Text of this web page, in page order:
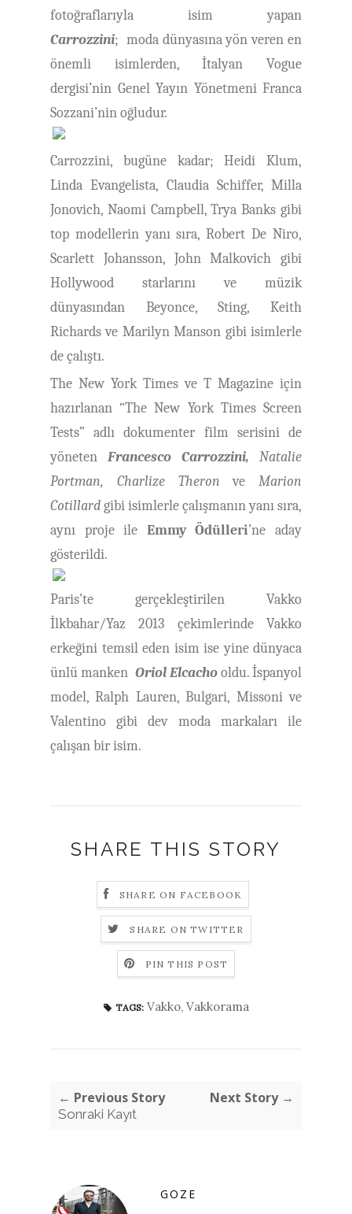
fotoğraflarıyla isim yapan
Carrozzini; moda dünyasına yön veren en
önemli isimlerden, İtalyan Vogue
dergisi’nin Genel Yayın Yönetmeni Franca
Sozzani’nin oğludur.
Carrozzini, bugüne kadar; Heidi Klum,
Linda Evangelista, Claudia Schiffer, Milla
Jonovich, Naomi Campbell, Trya Banks gibi
top modellerin yanı sıra, Robert De Niro,
Scarlett Johansson, John Malkovich gibi
Hollywood starlarını ve müzik
dünyasından Beyonce, Sting, Keith
Richards ve Marilyn Manson gibi isimlerle
de çalıştı.
The New York Times ve T Magazine için
hazırlanan “The New York Times Screen
Tests” adlı dokumenter film serisini de
yöneten Francesco Carrozzini,
Natalie
Portman, Charlize Theron ve Marion
Cotillardgibi isimlerle çalışmanın yanı sıra,
aynı proje ile Emmy Ödülleri’ne aday
gösterildi.
Paris’te gerçekleştirilen Vakko
İlkbahar/Yaz 2013 çekimlerinde Vakko
erkeğini temsil eden isim ise yine dünyaca
ünlü manken Oriol Elcachooldu. İspanyol
model, Ralph Lauren, Bulgari, Missoni ve
Valentino gibi dev moda markaları ile
çalışan bir isim.
SHARE THIS STORY
SHARE ON FACEBOOK
SHARE ON TWITTER
PIN THIS POST
TAGS: Vakko, Vakkorama
← Previous Story
Sonraki Kayıt
Next Story →
GOZE